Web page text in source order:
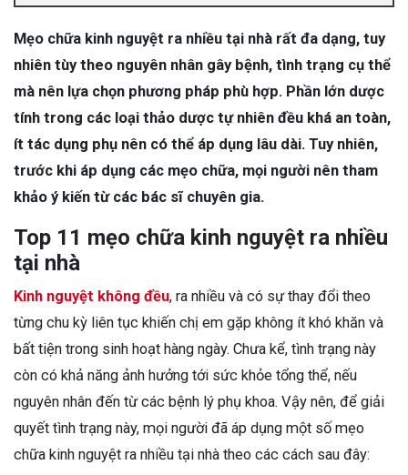
Mẹo chữa kinh nguyệt ra nhiều tại nhà rất đa dạng, tuy
nhiên tùy theo nguyên nhân gây bệnh, tình trạng cụ thể
mà nên lựa chọn phương pháp phù hợp. Phần lớn dược
tính trong các loại thảo dược tự nhiên đều khá an toàn,
ít tác dụng phụ nên có thể áp dụng lâu dài. Tuy nhiên,
trước khi áp dụng các mẹo chữa, mọi người nên tham
khảo ý kiến từ các bác sĩ chuyên gia.
Top 11 mẹo chữa kinh nguyệt ra nhiều
tại nhà
Kinh nguyệt không đều, ra nhiều và có sự thay đổi theo
từng chu kỳ liên tục khiến chị em gặp không ít khó khăn và
bất tiện trong sinh hoạt hàng ngày. Chưa kể, tình trạng này
còn có khả năng ảnh hưởng tới sức khỏe tổng thể, nếu
nguyên nhân đến từ các bệnh lý phụ khoa. Vậy nên, để giải
quyết tình trạng này, mọi người đã áp dụng một số mẹo
chữa kinh nguyệt ra nhiều tại nhà theo các cách sau đây: